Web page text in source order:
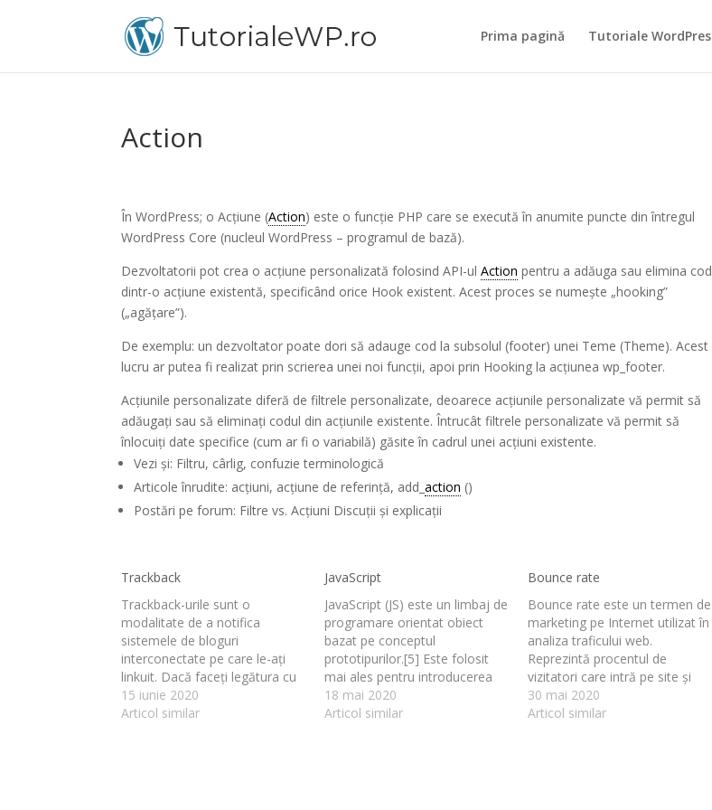
Prima pagină Tutoriale WordPres
Action
În WordPress; o Acțiune (Action) este o funcție PHP care se execută în anumite puncte din întregul
WordPress Core (nucleul WordPress – programul de bază).
Dezvoltatorii pot crea o acțiune personalizată folosind API-ulAction pentru a adăuga sau elimina cod
dintr-o acțiune existentă, specificând orice Hook existent. Acest proces se numește „hooking”
(„agățare”).
De exemplu: un dezvoltator poate dori să adauge cod la subsolul (footer) unei Teme (Theme). Acest
lucru ar putea fi realizat prin scrierea unei noi funcții, apoi prin Hooking la acțiunea wp_footer.
Acțiunile personalizate diferă de filtrele personalizate, deoarece acțiunile personalizate vă permit să
adăugați sau să eliminați codul din acțiunile existente. Întrucât filtrele personalizate vă permit să
înlocuiți date specifice (cum ar fi o variabilă) găsite în cadrul unei acțiuni existente.
Vezi și: Filtru, cârlig, confuzie terminologică
Articole înrudite: acțiuni, acțiune de referință, add_action ()
Postări pe forum: Filtre vs. Acțiuni Discuții și explicații
Trackback
Trackback-urile sunt o
modalitate de a notifica
sistemele de bloguri
interconectate pe care le-ați
linkuit. Dacă faceți legătura cu
alte bloguri WordPress,
acestea vor fi notificate
15 iunie 2020
Articol similar
JavaScript
JavaScript (JS) este un limbaj de
programare orientat obiect
bazat pe conceptul
prototipurilor.[5] Este folosit
mai ales pentru introducerea
unor funcționalități în paginile
web, codul JavaScript din
18 mai 2020
Articol similar
Bounce rate
Bounce rate este un termen de
marketing pe Internet utilizat în
analiza traficului web.
Reprezintă procentul de
vizitatori care intră pe site și
apoi părăsesc („bounce”), în loc
să continue vizualizarea altor
30 mai 2020
Articol similar